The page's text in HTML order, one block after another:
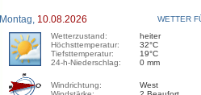
Montag, 10.08.2026
WETTER
Wetterzustand:
Höchsttemperatur:
Tiefsttemperatur:
24-h-Niederschlag:
heiter
32°C
19°C
0 mm
Windrichtung:
West